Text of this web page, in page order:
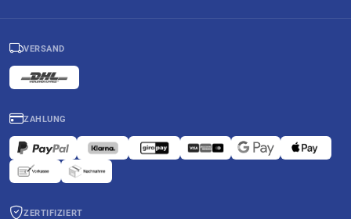
VERSAND
ZAHLUNG
ZERTIFIZIERT